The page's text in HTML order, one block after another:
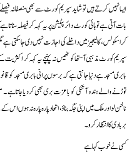
ایسا نہیں کرتے ہیں تو شاید سپریم کورٹ سے بھی منصفانہ
بات آتی ہے تو ہائی کورٹ دائر پٹیشن پر یہ کہہ کر فیصلہ
کر اسکولس ، کالیجیز میں داخلے کی اجازت نہیں دی جاسکتی
سپریم کورٹ مذہبی آستھا کو ٹھیس نہ پہنچے یہ کہہ کر
بابری مسجد ہے دنیا جانتی ہے کہ برسوں پرانی بابری مسجد کو
توڑنے والے ہندو آتنکی کو باعزت بری بھی
ناخن لو اور ملک میں اپنی جگہ بناؤ ، اتحاد پارہ پارہ نہ ہوں اس
بربادی کا انتظار کرو ۔
کسی نے خوب کہا ہے